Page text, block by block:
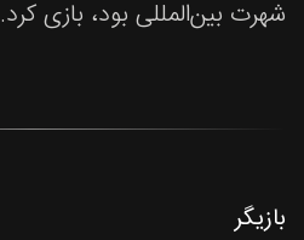
شهرت بین‌المللی بود، بازی کرد.
بازیگر